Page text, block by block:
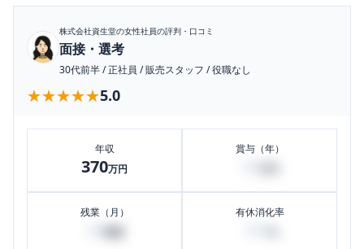
株式会社資生堂の女性社員の評判・口コミ
面接・選考
30代前半/正社員 /販売スタッフ /役職なし
★★★★★
★★★★★5.0
年収
370万円
賞与（年）
残業（月）
30
有休消化率